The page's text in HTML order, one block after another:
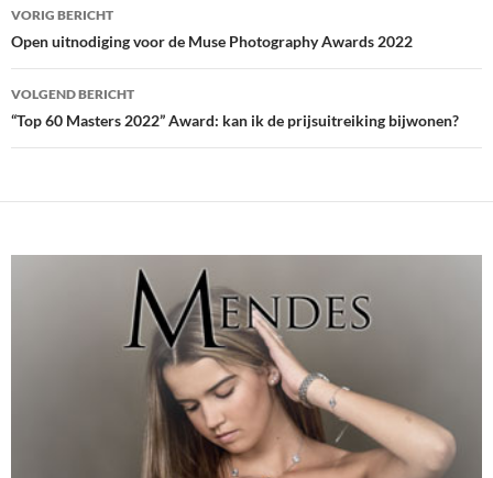
navigatie
VORIG BERICHT
Open uitnodiging voor de Muse Photography Awards 2022
VOLGEND BERICHT
“Top 60 Masters 2022” Award: kan ik de prijsuitreiking bijwonen?